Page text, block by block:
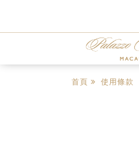
首頁 使用條款